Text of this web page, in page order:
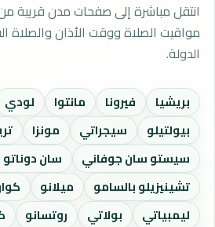
انتقل مباشرة إلى صفحات مدن قريبة
مواقيت الصلاة ووقت الأذان
الدولة.
بريشيا فيرونا مانتوا لودي
بيولتيلو
سيجراتي مونزا
سيستو سان جوفاني
سان
تشينيزيلو بالسامو
ميلانو
ليمبياتي
بولاتي روتسانو